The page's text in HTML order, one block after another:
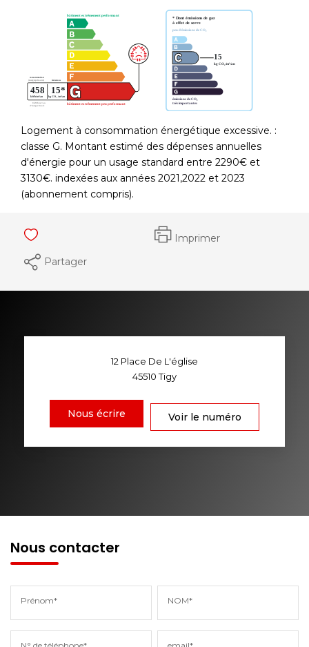
Logement à consommation énergétique excessive. :
classe G. Montant estimé des dépenses annuelles
d'énergie pour un usage standard entre 2290€ et
3130€. indexées aux années 2021,2022 et 2023
(abonnement compris).
Imprimer
Partager
12 Place De L'église
45510Tigy
Nous écrire Voir le numéro
Nous contacter
Prénom* NOM*
N° de téléphone* email*